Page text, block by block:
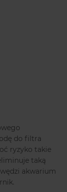
do filtra
ryzyko takie
taką
akwarium